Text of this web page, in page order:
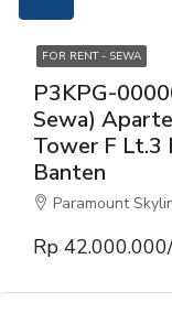
FOR RENT - SEWA
P3KPG-
Sewa)
Tower F Lt.3
Banten
Paramount
Rp